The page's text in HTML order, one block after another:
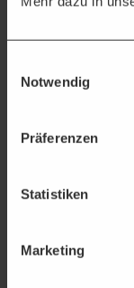
Notwendig
Präferenzen
Statistiken
Marketing
Stadien der